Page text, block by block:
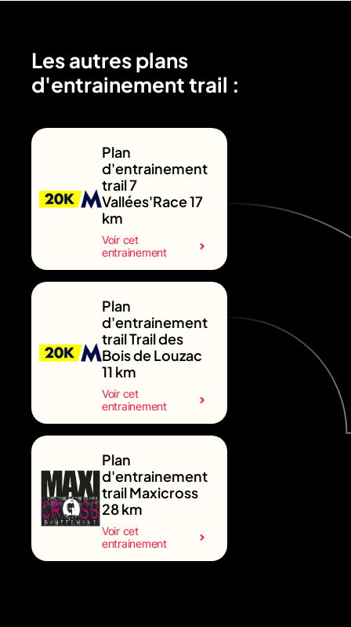
Les autres plans
d'entrainement trail :
Plan
d'entrainement
trail 7
Vallées'Race 17
km
Voir cet
entrainement
Plan
d'entrainement
trail Trail des
Bois de Louzac
11 km
Voir cet
entrainement
Plan
d'entrainement
trail Maxicross
28 km
Voir cet
entrainement